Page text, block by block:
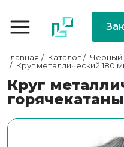
Главная Каталог Черный
Круг металлический 180
Круг